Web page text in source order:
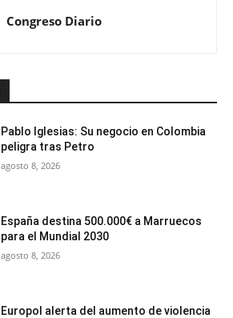
Congreso Diario
Pablo Iglesias: Su negocio en Colombia
peligra tras Petro
agosto 8, 2026
España destina 500.000€ a Marruecos
para el Mundial 2030
agosto 8, 2026
Europol alerta del aumento de violencia